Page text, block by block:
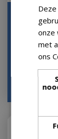
Standing
Gold 31 14
Goud
Let op: bijna
onze
met
ons